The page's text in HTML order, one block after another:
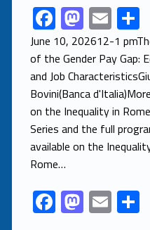
Link identifier share facebook archive #share-link-archive-16653F
ac
e
b
o
o
k
M
as
to
d
o
n
E
m
ai
l
S
e
June 10, 202612-1
of the Gender Pay Gap:
and Job
Bovini(Banca
on the Inequality in
Series and the full
available on the
Rome…
F M E S